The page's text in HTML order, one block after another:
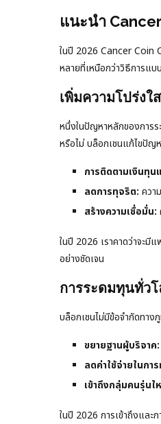
แนะนำ
ในปี 2026 Cancer Coin
หลายที่เหนือกว่าวิธีการแบ
เพิ่มความโปร่งใ
หนึ่งในปัญหาหลักของการร
หรือไม่ บล็อกเชนแก้ไขปัญ
การติดตามเงินทุน
ลดการทุจริต: ควา
สร้างความเชื่อมั่น:
ในปี 2026 เราคาดว่าจะมี
อย่างชัดเจน
การระดมทุนทั่วโ
บล็อกเชนไม่มีข้อจำกัดทาง
ขยายฐานผู้บริจาค:
ลดค่าใช้จ่ายในกา
เข้าถึงกลุ่มคนรุ่นใ
ในปี 2026 การเข้าถึงแล